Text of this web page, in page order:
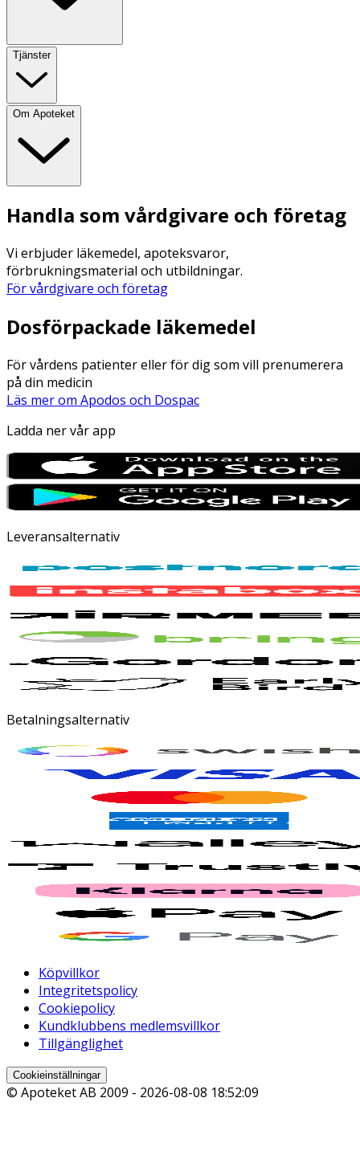
Tjänster
Om Apoteket
Handla som vårdgivare och företag
Vi erbjuder läkemedel, apoteksvaror,
förbrukningsmaterial och utbildningar.
För vårdgivare och företag
Dosförpackade läkemedel
För vårdens patienter eller för dig som vill prenumerera
på din medicin
Läs mer om Apodos och Dospac
Ladda ner vår app
Leveransalternativ
Betalningsalternativ
Köpvillkor
Integritetspolicy
Cookiepolicy
Kundklubbens medlemsvillkor
Tillgänglighet
Cookieinställningar
© Apoteket AB 2009 - 2026-08-08 18:52:09